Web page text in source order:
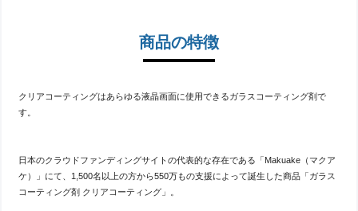
商品の特徴
クリアコーティングはあらゆる液晶画面に使用できるガラスコーティング剤で
す。
日本のクラウドファンディングサイトの代表的な存在である「Makuake（マクア
ケ）」にて、1,500名以上の方から550万もの支援によって誕生した商品「ガラス
コーティング剤 クリアコーティング」。